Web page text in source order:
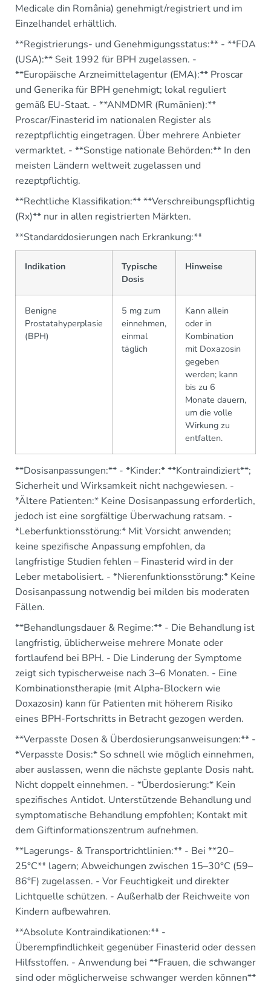
Medicale din România) genehmigt/registriert und im
Einzelhandel erhältlich.
**Registrierungs- und Genehmigungsstatus:** - **FDA
(USA):** Seit 1992 für BPH zugelassen. -
**Europäische Arzneimittelagentur (EMA):** Proscar
und Generika für BPH genehmigt; lokal reguliert
gemäß EU-Staat. - **ANMDMR (Rumänien):**
Proscar/Finasterid im nationalen Register als
rezeptpflichtig eingetragen. Über mehrere Anbieter
vermarktet. - **Sonstige nationale Behörden:** In den
meisten Ländern weltweit zugelassen und
rezeptpflichtig.
**Rechtliche Klassifikation:** **Verschreibungspflichtig
(Rx)** nur in allen registrierten Märkten.
**Standarddosierungen nach Erkrankung:**
Indikation
Typische
Dosis
Hinweise
Benigne
Prostatahyperplasie
(BPH)
5 mg zum
einnehmen,
einmal
täglich
Kann allein
oder in
Kombination
mit Doxazosin
gegeben
werden; kann
bis zu 6
Monate dauern,
um die volle
Wirkung zu
entfalten.
**Dosisanpassungen:** - *Kinder:* **Kontraindiziert**;
Sicherheit und Wirksamkeit nicht nachgewiesen. -
*Ältere Patienten:* Keine Dosisanpassung erforderlich,
jedoch ist eine sorgfältige Überwachung ratsam. -
*Leberfunktionsstörung:* Mit Vorsicht anwenden;
keine spezifische Anpassung empfohlen, da
langfristige Studien fehlen – Finasterid wird in der
Leber metabolisiert. - *Nierenfunktionsstörung:* Keine
Dosisanpassung notwendig bei milden bis moderaten
Fällen.
**Behandlungsdauer & Regime:** - Die Behandlung ist
langfristig, üblicherweise mehrere Monate oder
fortlaufend bei BPH. - Die Linderung der Symptome
zeigt sich typischerweise nach 3–6 Monaten. - Eine
Kombinationstherapie (mit Alpha-Blockern wie
Doxazosin) kann für Patienten mit höherem Risiko
eines BPH-Fortschritts in Betracht gezogen werden.
**Verpasste Dosen & Überdosierungsanweisungen:** -
*Verpasste Dosis:* So schnell wie möglich einnehmen,
aber auslassen, wenn die nächste geplante Dosis naht.
Nicht doppelt einnehmen. - *Überdosierung:* Kein
spezifisches Antidot. Unterstützende Behandlung und
symptomatische Behandlung empfohlen; Kontakt mit
dem Giftinformationszentrum aufnehmen.
**Lagerungs- & Transportrichtlinien:** - Bei **20–
25°C** lagern; Abweichungen zwischen 15–30°C (59–
86°F) zugelassen. - Vor Feuchtigkeit und direkter
Lichtquelle schützen. - Außerhalb der Reichweite von
Kindern aufbewahren.
**Absolute Kontraindikationen:** -
Überempfindlichkeit gegenüber Finasterid oder dessen
Hilfsstoffen. - Anwendung bei **Frauen, die schwanger
sind oder möglicherweise schwanger werden können**